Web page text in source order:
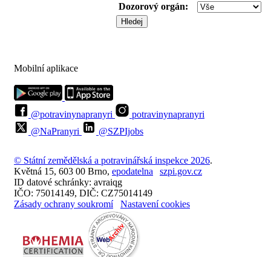
Dozorový orgán:
Mobilní aplikace
@potravinynapranyri
potravinynapranyri
@NaPranyri
@SZPIjobs
© Státní zemědělská a potravinářská inspekce 2026.
Květná 15, 603 00 Brno, epodatelna
szpi.gov.cz
ID datové schránky: avraiqg
IČO: 75014149, DIČ: CZ75014149
Zásady ochrany soukromí
Nastavení cookies